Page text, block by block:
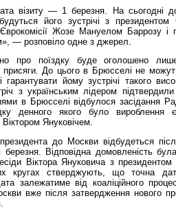
візиту — 1 березня. На сьогодні
його зустрічі з
Жозе Мануелом Баррозу і
— розповіло одне з джерел.
про поїздку буде оголошено
До цього в Брюсселі не
гарантувати йому зустрічі такого
з українським лідером
в Брюсселі відбулося засідання
денного якого було вироблення
Януковічем.
президента до Москви відбудеться
березня. Відповідна домовленість
Віктора Януковича з
кругах стверджують, що точна
залежатиме від коаліційного
вже після затвердження нового